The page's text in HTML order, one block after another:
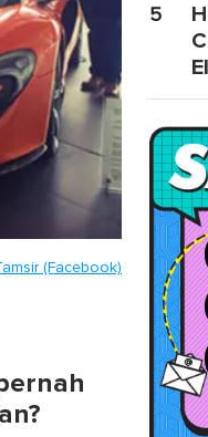
(Facebook)
5